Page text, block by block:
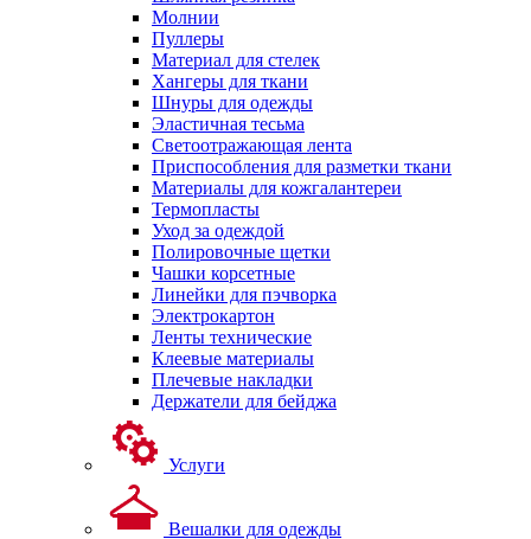
Молнии
Пуллеры
Материал для стелек
Хангеры для ткани
Шнуры для одежды
Эластичная тесьма
Светоотражающая лента
Приспособления для разметки ткани
Материалы для кожгалантереи
Термопласты
Уход за одеждой
Полировочные щетки
Чашки корсетные
Линейки для пэчворка
Электрокартон
Ленты технические
Клеевые материалы
Плечевые накладки
Держатели для бейджа
Услуги
Вешалки для одежды